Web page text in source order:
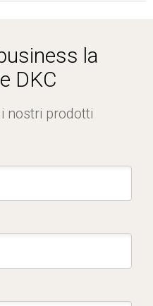
la
DKC
nostri prodotti